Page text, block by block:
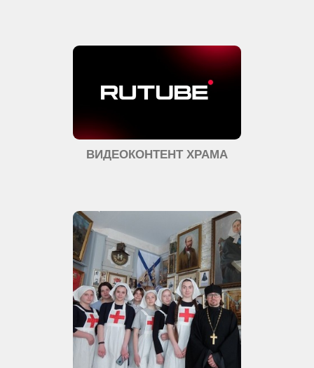
ВИДЕОКОНТЕНТ ХРАМА